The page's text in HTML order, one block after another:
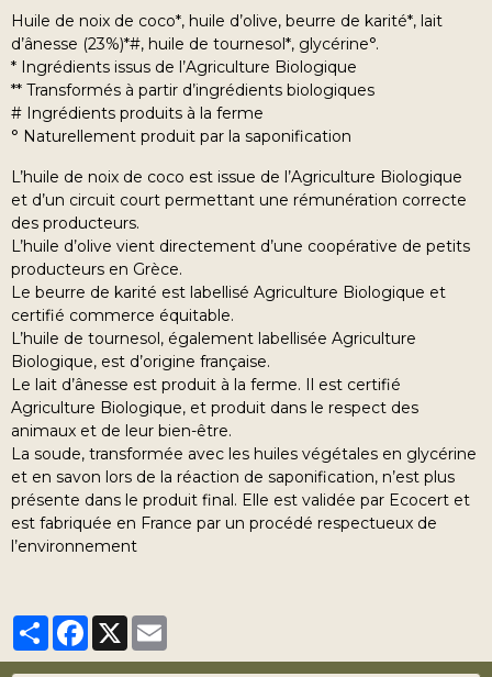
Huile de noix de coco*, huile d’olive, beurre de karité*, lait
d’ânesse (23%)*#, huile de tournesol*, glycérine°.
* Ingrédients issus de l’Agriculture Biologique
** Transformés à partir d’ingrédients biologiques
# Ingrédients produits à la ferme
° Naturellement produit par la saponification
L’huile de noix de coco est issue de l’Agriculture Biologique
et d’un circuit court permettant une rémunération correcte
des producteurs.
L’huile d’olive vient directement d’une coopérative de petits
producteurs en Grèce.
Le beurre de karité est labellisé Agriculture Biologique et
certifié commerce équitable.
L’huile de tournesol, également labellisée Agriculture
Biologique, est d’origine française.
Le lait d’ânesse est produit à la ferme. Il est certifié
Agriculture Biologique, et produit dans le respect des
animaux et de leur bien-être.
La soude, transformée avec les huiles végétales en glycérine
et en savon lors de la réaction de saponification, n’est plus
présente dans le produit final. Elle est validée par Ecocert et
est fabriquée en France par un procédé respectueux de
l’environnement
PartagerFacebook
X